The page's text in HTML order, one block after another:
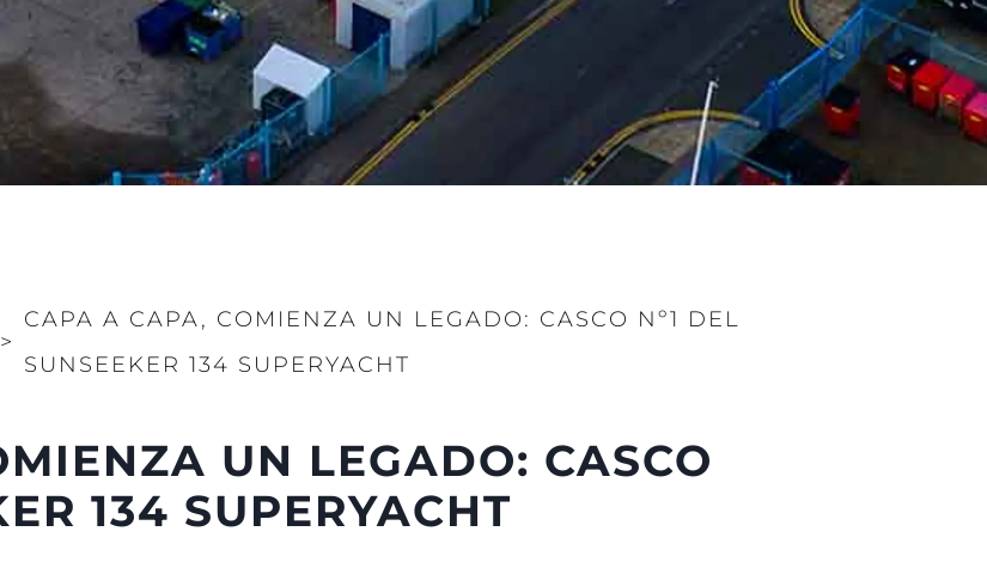
>
CAPA A CAPA, COMIENZA UN LEGADO: CASCO Nº1 DEL
SUNSEEKER 134 SUPERYACHT
UN LEGADO: CASCO
134 SUPERYACHT